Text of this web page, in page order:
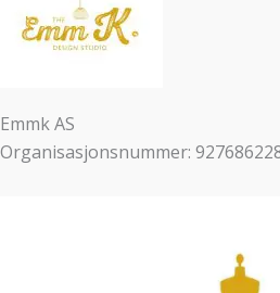
Emmk AS
Organisasjonsnummer: